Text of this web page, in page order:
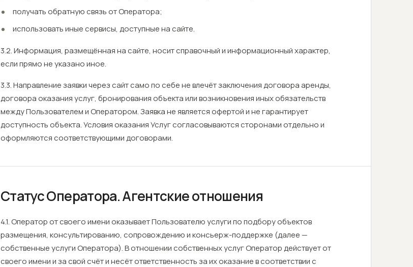
получать обратную связь от Оператора;
использовать иные сервисы, доступные на сайте.
3.2. Информация, размещённая на сайте, носит справочный и информационный характер,
если прямо не указано иное.
3.3. Направление заявки через сайт само по себе не влечёт заключения договора аренды,
договора оказания услуг, бронирования объекта или возникновения иных обязательств
между Пользователем и Оператором. Заявка не является офертой и не гарантирует
доступность объекта. Условия оказания Услуг согласовываются сторонами отдельно и
оформляются соответствующими договорами.
Статус Оператора. Агентские отношения
4.1. Оператор от своего имени оказывает Пользователю услуги по подбору объектов
размещения, консультированию, сопровождению и консьерж-поддержке (далее —
собственные услуги Оператора). В отношении собственных услуг Оператор действует от
своего имени и за свой счёт и несёт ответственность за их оказание в соответствии с